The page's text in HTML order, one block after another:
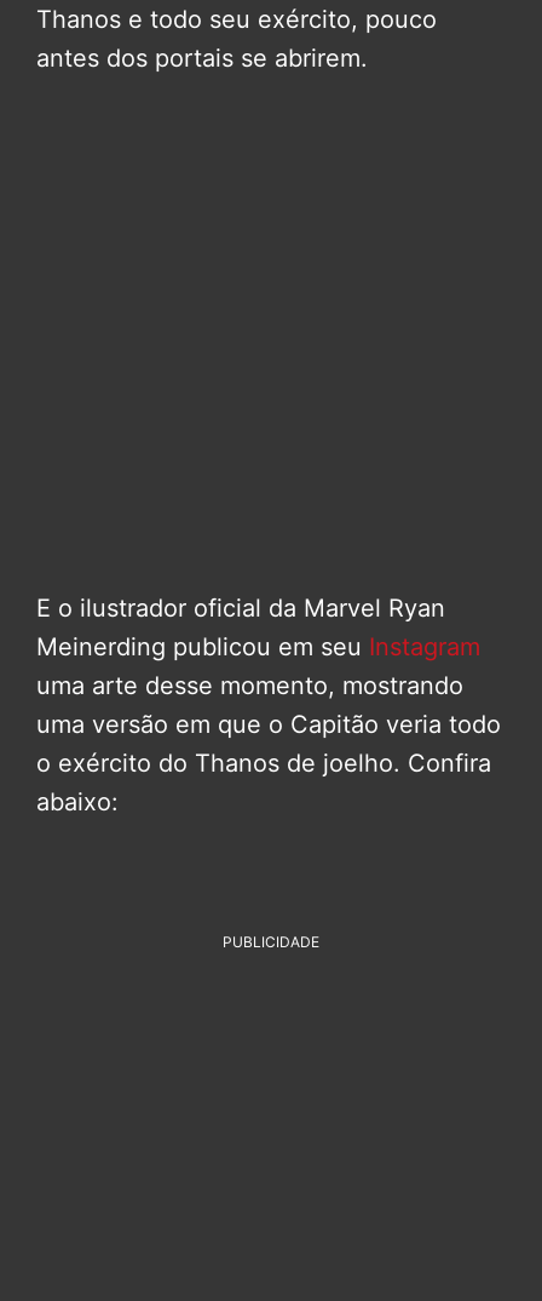
Thanos e todo seu exército, pouco
antes dos portais se abrirem.
E o ilustrador oficial da Marvel Ryan
Meinerding publicou em seu Instagram
uma arte desse momento, mostrando
uma versão em que o Capitão veria todo
o exército do Thanos de joelho. Confira
abaixo:
PUBLICIDADE